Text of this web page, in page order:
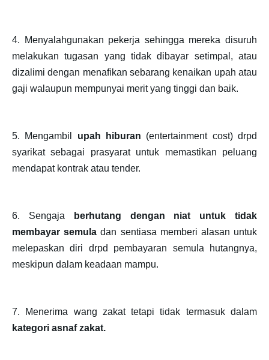
4. Menyalahgunakan pekerja sehingga mereka disuruh
melakukan tugasan yang tidak dibayar setimpal, atau
dizalimi dengan menafikan sebarang kenaikan upah atau
gaji walaupun mempunyai merit yang tinggi dan baik.
5. Mengambil upah hiburan (entertainment cost) drpd
syarikat sebagai prasyarat untuk memastikan peluang
mendapat kontrak atau tender.
6. Sengaja
berhutang dengan niat untuk tidak
membayar semula dan sentiasa memberi alasan untuk
melepaskan diri drpd pembayaran semula hutangnya,
meskipun dalam keadaan mampu.
7. Menerima wang zakat tetapi tidak termasuk dalam
kategori asnaf zakat.